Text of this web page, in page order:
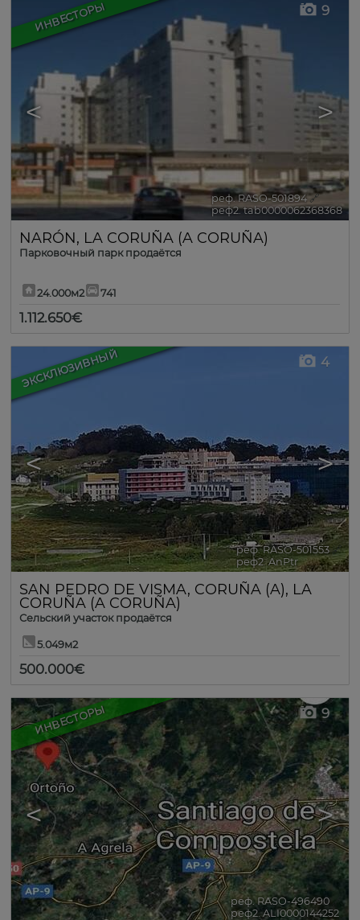
ИНВЕСТОРЫ
< >
9
реф. RASO-501894 🔗
реф2. tab0000062368368
NARÓN, LA CORUÑA (A CORUÑA)
Парковочный парк продаётся
24.000м2 741
1.112.650€
ЭКСКЛЮЗИВНЫЙ
< >
4
реф. RASO-501553 🔗
реф2. AnPtr
SAN PEDRO DE VISMA, CORUÑA (A), LA
CORUÑA (A CORUÑA)
Сельский участок продаётся
5.049м2
500.000€
ИНВЕСТОРЫ
< >
9
реф. RASO-496490 🔗
реф2. ALI0000144252